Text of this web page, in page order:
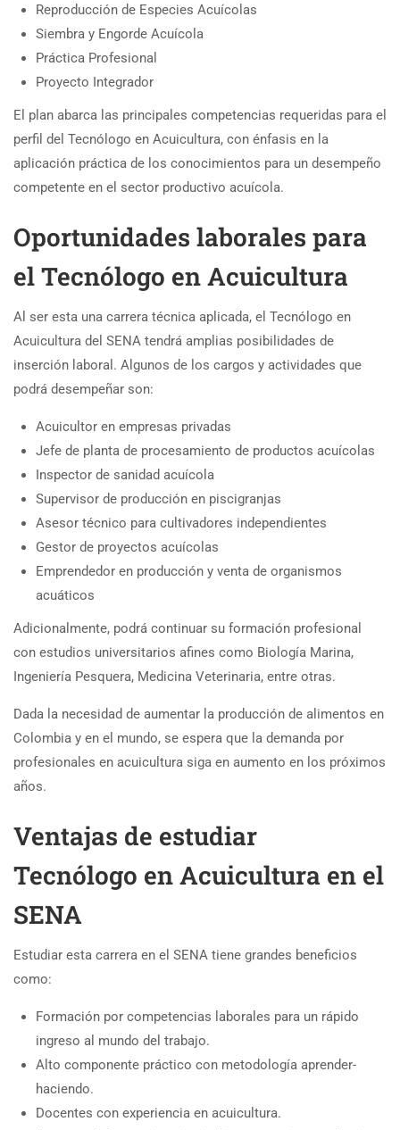
Reproducción de Especies Acuícolas
Siembra y Engorde Acuícola
Práctica Profesional
Proyecto Integrador
El plan abarca las principales competencias requeridas para el
perfil del Tecnólogo en Acuicultura, con énfasis en la
aplicación práctica de los conocimientos para un desempeño
competente en el sector productivo acuícola.
Oportunidades laborales para
el Tecnólogo en Acuicultura
Al ser esta una carrera técnica aplicada, el Tecnólogo en
Acuicultura del SENA tendrá amplias posibilidades de
inserción laboral. Algunos de los cargos y actividades que
podrá desempeñar son:
Acuicultor en empresas privadas
Jefe de planta de procesamiento de productos acuícolas
Inspector de sanidad acuícola
Supervisor de producción en piscigranjas
Asesor técnico para cultivadores independientes
Gestor de proyectos acuícolas
Emprendedor en producción y venta de organismos
acuáticos
Adicionalmente, podrá continuar su formación profesional
con estudios universitarios afines como Biología Marina,
Ingeniería Pesquera, Medicina Veterinaria, entre otras.
Dada la necesidad de aumentar la producción de alimentos en
Colombia y en el mundo, se espera que la demanda por
profesionales en acuicultura siga en aumento en los próximos
años.
Ventajas de estudiar
Tecnólogo en Acuicultura en el
SENA
Estudiar esta carrera en el SENA tiene grandes beneficios
como:
Formación por competencias laborales para un rápido
ingreso al mundo del trabajo.
Alto componente práctico con metodología aprender-
haciendo.
Docentes con experiencia en acuicultura.